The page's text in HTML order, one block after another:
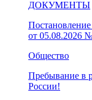
ДОКУМЕНТЫ
от 05.08.2026
Общество
Пребывание в
России!